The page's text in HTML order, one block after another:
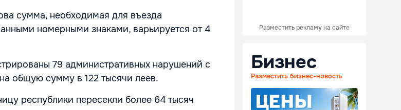
сумма, необходимая для въезда
номерными знаками, варьируется от 4
79 административных нарушений с
общую сумму в 122 тысячи леев.
республики пересекли более 64 тысяч
Разместить рекламу на сайте
Бизнес
Разместить бизнес-новость